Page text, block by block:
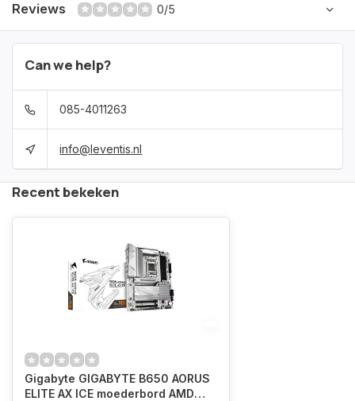
Reviews 0/5
Can we help?
085-4011263
info@leventis.nl
Recent bekeken
Gigabyte GIGABYTE B650 AORUS
ELITE AX ICE moederbord AMD